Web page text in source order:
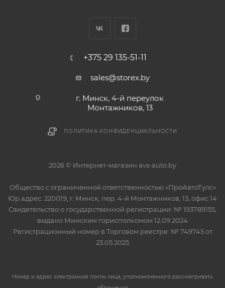
+375 29 135-51-11
sales@storex.by
г. Минск, 4-й переулок
Монтажников, 13
ПОЛИТИКА КОНФИДЕНЦИАЛЬНОСТИ
2026 © Интернет-магазин avs-auto.by
Общество с ограниченной ответственностью «ПроАвтоТулс»
Юр.адрес: 220019, г. Минск, пер. 4-й Монтажников, 13, офис 14
Свидетельство о государственной регистрации: № 193789155,
выдано Минским горисполкомом 12.09.2024
Регистрационный номер в Торговом реестре: № 749745 от
23.05.2025
Номер и адрес электронной почты лица, уполномоченного рассматривать